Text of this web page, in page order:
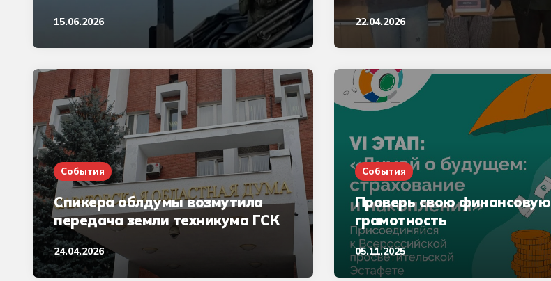
15.06.2026 22.04.2026
События
Спикера облдумы возмутила
передача земли техникума ГСК
24.04.2026
События
Проверь свою финансовую
грамотность
05.11.2025